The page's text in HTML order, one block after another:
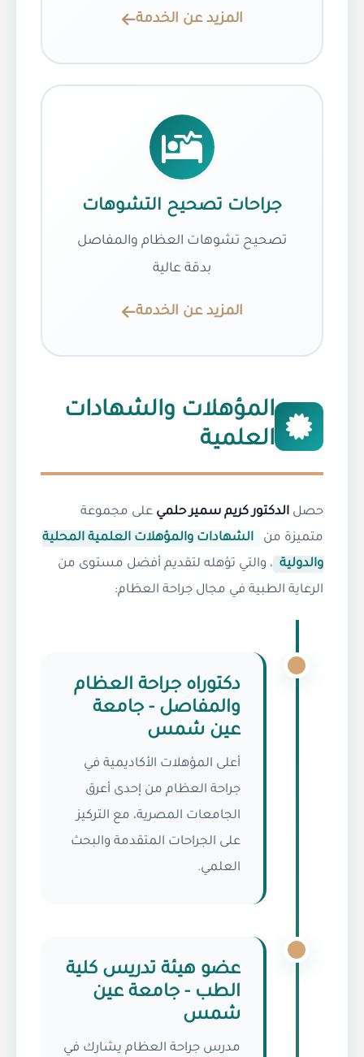
المزيد عن الخدمة
جراحات تصحيح التشوهات
تصحيح تشوهات العظام والمفاصل
بدقة عالية
المزيد عن الخدمة
المؤهلات والشهادات
العلمية
حصل الدكتور كريم سمير حلمي على مجموعة
متميزة من
الشهادات والمؤهلات العلمية المحلية
والدولية ، والتي تؤهله لتقديم أفضل مستوى من
الرعاية الطبية في مجال جراحة العظام:
دكتوراه جراحة العظام
والمفاصل - جامعة
عين شمس
أعلى المؤهلات الأكاديمية في
جراحة العظام من إحدى أعرق
الجامعات المصرية، مع التركيز
على الجراحات المتقدمة والبحث
العلمي.
عضو هيئة تدريس كلية
الطب - جامعة عين
شمس
مدرس جراحة العظام يشارك في